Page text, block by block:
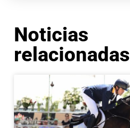
Noticias
relacionadas